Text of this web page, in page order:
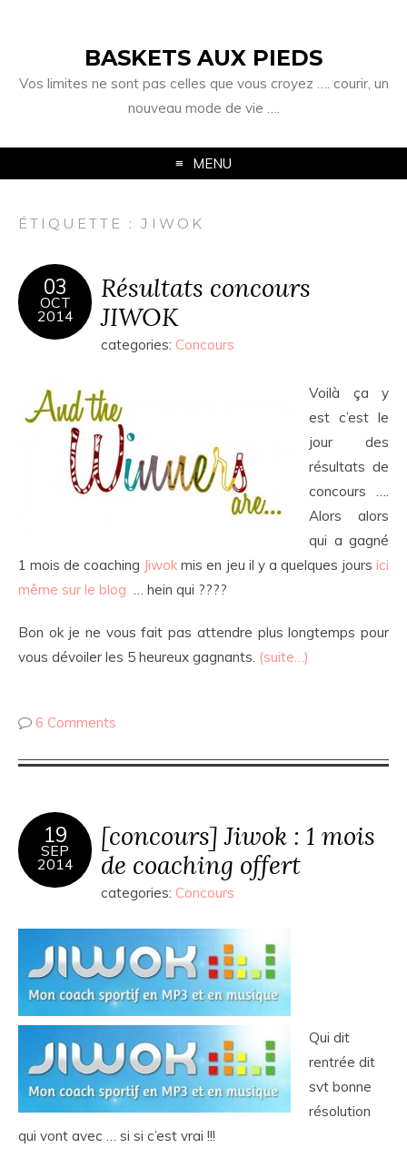
BASKETS AUX PIEDS
Vos limites ne sont pas celles que vous croyez …. courir, un
nouveau mode de vie ….
MENU
ÉTIQUETTE :JIWOK
03
OCT
2014
Résultats concours
JIWOK
categories: Concours
Voilà ça y
est c’est le
jour des
résultats de
concours ….
Alors alors
qui a gagné
1 mois de coaching Jiwok mis en jeu il y a quelques joursici
même sur le blog … hein qui ????
Bon ok je ne vous fait pas attendre plus longtemps pour
vous dévoiler les 5 heureux gagnants. (suite…)
6 Comments
19
SEP
2014
[concours] Jiwok : 1 mois
de coaching offert
categories: Concours
Qui dit
rentrée dit
svt bonne
résolution
qui vont avec … si si c’est vrai !!!